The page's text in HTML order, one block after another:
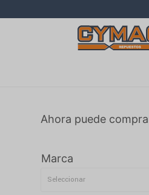
Ahora puede
Marca
close
directions_car
smartphone